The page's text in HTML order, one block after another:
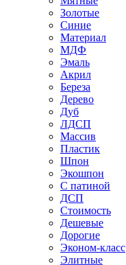
Золотые
Синие
Материал
МДФ
Эмаль
Акрил
Береза
Дерево
Дуб
ЛДСП
Массив
Пластик
Шпон
Экошпон
С патиной
ДСП
Стоимость
Дешевые
Дорогие
Эконом-класс
Элитные